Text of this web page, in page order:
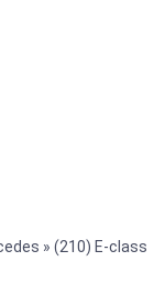
» (210) E-class